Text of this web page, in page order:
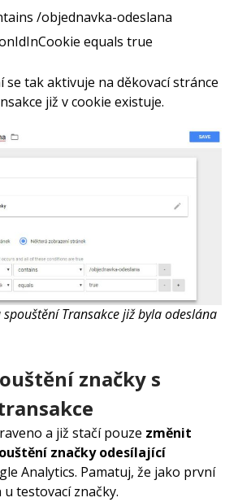
/objednavka-odeslana
equals true
se tak aktivuje na děkovací stránce
již v cookie existuje.
Transakce již byla odeslána
značky s
a již stačí pouze změnit
značky odesílající
Analytics. Pamatuj, že jako první
testovací značky.